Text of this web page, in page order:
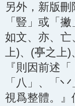
另外，新版
「豎」或「
如文、亦、亡
上)、(𠅘之上)
『則因前述
「八」、「
視爲整體。』